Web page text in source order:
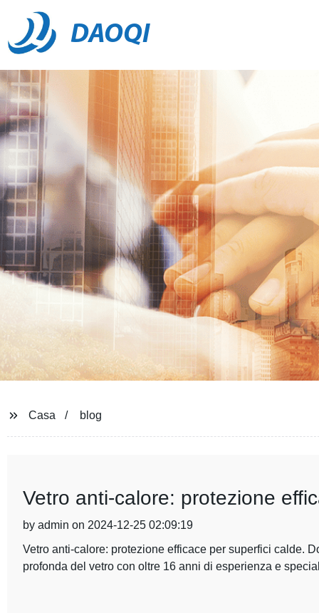
DAOQI
Casa blog
Vetro anti-calore: protezione
by admin on 2024-12-25 02:09:19
Vetro anti-calore: protezione efficace per superfici calde.
profonda del vetro con oltre 16 anni di esperienza e